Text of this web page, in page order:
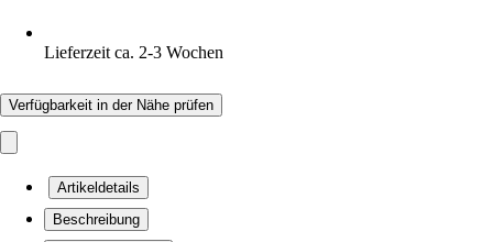
Lieferzeit ca. 2-3 Wochen
Verfügbarkeit in der Nähe prüfen
Artikeldetails
Beschreibung